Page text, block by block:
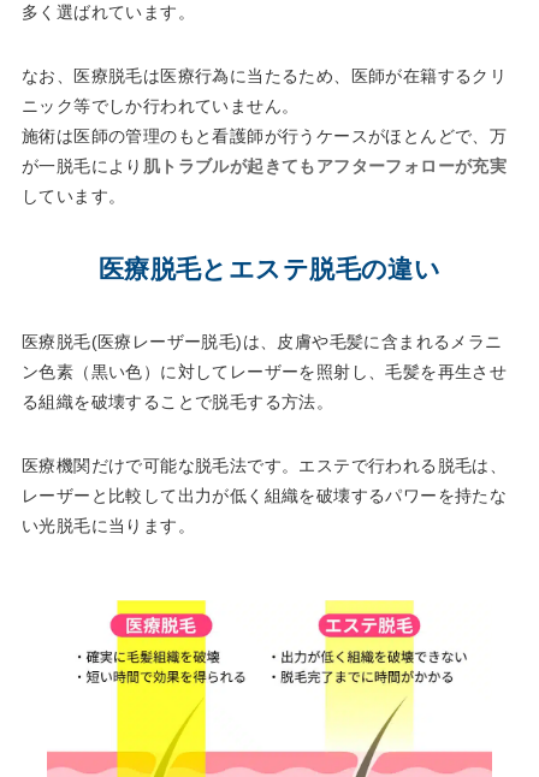
多く選ばれています。
なお、医療脱毛は医療行為に当たるため、医師が在籍するクリ
ニック等でしか行われていません。
施術は医師の管理のもと看護師が行うケースがほとんどで、万
が一脱毛により 肌トラブルが起きてもアフターフォローが充実
しています。
医療脱毛とエステ脱毛の違い
医療脱毛(医療レーザー脱毛)は、皮膚や毛髪に含まれるメラニ
ン色素（黒い色）に対してレーザーを照射し、毛髪を再生させ
る組織を破壊することで脱毛する方法。
医療機関だけで可能な脱毛法です。エステで行われる脱毛は、
レーザーと比較して出力が低く組織を破壊するパワーを持たな
い光脱毛に当ります。